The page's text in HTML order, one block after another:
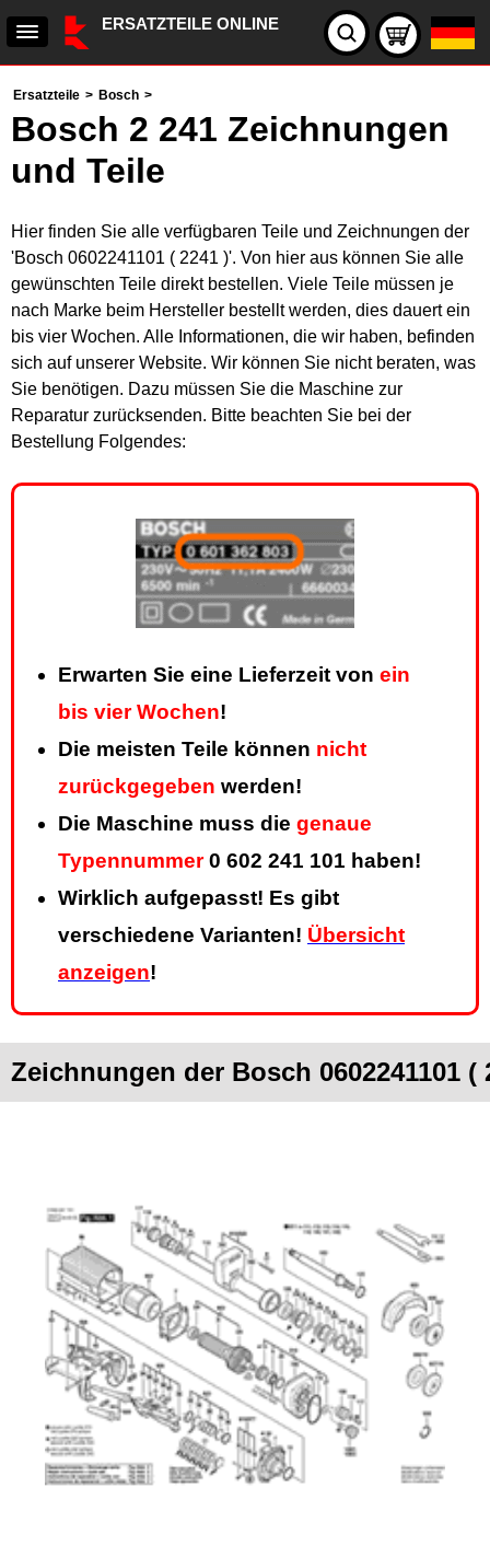
ERSATZTEILE ONLINE
Ersatzteile > Bosch >
Bosch 2 241 Zeichnungen
und Teile
Hier finden Sie alle verfügbaren Teile und Zeichnungen der
'Bosch 0602241101 ( 2241 )'. Von hier aus können Sie alle
gewünschten Teile direkt bestellen. Viele Teile müssen je
nach Marke beim Hersteller bestellt werden, dies dauert ein
bis vier Wochen. Alle Informationen, die wir haben, befinden
sich auf unserer Website. Wir können Sie nicht beraten, was
Sie benötigen. Dazu müssen Sie die Maschine zur
Reparatur zurücksenden. Bitte beachten Sie bei der
Bestellung Folgendes:
Erwarten Sie eine Lieferzeit von ein
bis vier Wochen!
Die meisten Teile können nicht
zurückgegeben werden!
Die Maschine muss die genaue
Typennummer0 602 241 101 haben!
Wirklich aufgepasst! Es gibt
verschiedene Varianten! Übersicht
anzeigen!
Zeichnungen der Bosch 0602241101 (